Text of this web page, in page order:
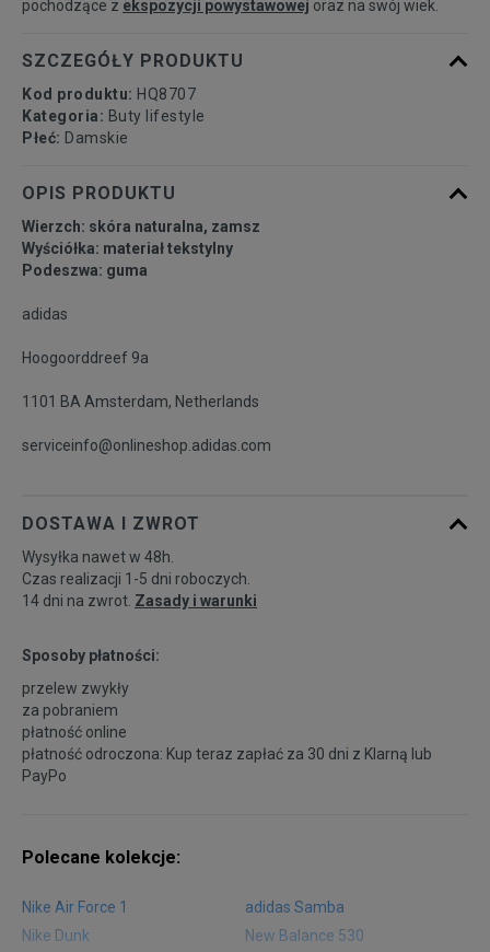
40 2/3 25 cm
pochodzące z ekspozycji powystawowej oraz na swój wiek.
SZCZEGÓŁY PRODUKTU
Kod produktu: HQ8707
Kategoria: Buty lifestyle
Płeć: Damskie
OPIS PRODUKTU
Wierzch: skóra naturalna, zamsz
Wyściółka: materiał tekstylny
Podeszwa: guma
adidas
Hoogoorddreef 9a
1101 BA Amsterdam, Netherlands
serviceinfo@onlineshop.adidas.com
DOSTAWA I ZWROT
Wysyłka nawet w 48h.
Czas realizacji 1-5 dni roboczych.
14 dni na zwrot. Zasady i warunki
Sposoby płatności:
przelew zwykły
za pobraniem
płatność online
płatność odroczona: Kup teraz zapłać za 30 dni z Klarną lub
PayPo
Polecane kolekcje:
Nike Air Force 1
adidas Samba
Nike Dunk
New Balance 530